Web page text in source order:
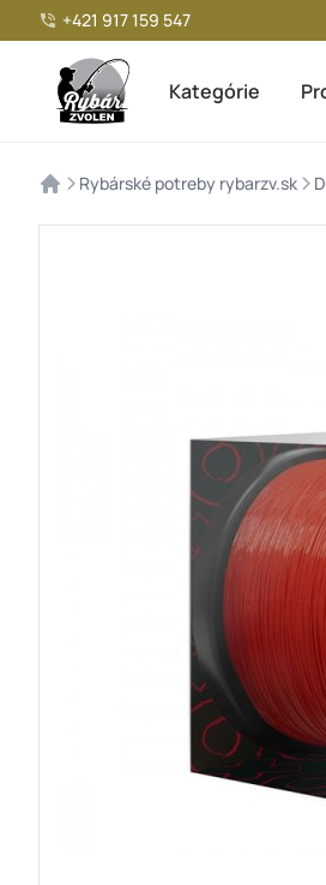
+421 917 159 547
Kategórie
> Rybárské potreby rybarzv.sk >